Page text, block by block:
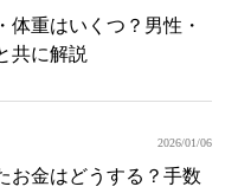
体重はいくつ？男性・
共に解説
2026/01/06
お金はどうする？手数